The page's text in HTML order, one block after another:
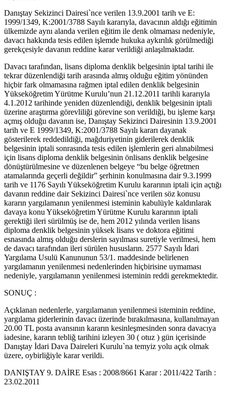
Danıştay Sekizinci Dairesi`nce verilen 13.9.2001 tarih ve E:
1999/1349, K:2001/3788 Sayılı kararıyla, davacının aldığı eğitimin
ülkemizde aynı alanda verilen eğitim ile denk olmaması nedeniyle,
davacı hakkında tesis edilen işlemde hukuka aykırılık görülmediği
gerekçesiyle davanın reddine karar verildiği anlaşılmaktadır.
Davacı tarafından, lisans diploma denklik belgesinin iptal tarihi ile
tekrar düzenlendiği tarih arasında almış olduğu eğitim yönünden
hiçbir fark olmamasına rağmen iptal edilen denklik belgesinin
Yükseköğretim Yürütme Kurulu’nun 21.12.2011 tarihli kararıyla
4.1.2012 tarihinde yeniden düzenlendiği, denklik belgesinin iptali
üzerine araştırma görevliliği görevine son verildiği, bu işleme karşı
açmış olduğu davanın ise, Danıştay Sekizinci Dairesinin 13.9.2001
tarih ve E 1999/1349, K:2001/3788 Sayılı kararı dayanak
gösterilerek reddedildiği, mağduriyetinin giderilerek denklik
belgesinin iptali sonrasında tesis edilen işlemlerin geri alınabilmesi
için lisans diploma denklik belgesinin önlisans denklik belgesine
dönüştürülmesine ve düzenlenen belgeye “bu belge öğretmen
atamalarında geçerli değildir” şerhinin konulmasına dair 9.3.1999
tarih ve 1176 Sayılı Yükseköğretim Kurulu kararının iptali için açtığı
davanın reddine dair Sekizinci Dairesi`nce verilen söz konusu
kararın yargılamanın yenilenmesi isteminin kabulüyle kaldırılarak
davaya konu Yükseköğretim Yürütme Kurulu kararının iptali
gerektiği ileri sürülmüş ise de, hem 2012 yılında verilen lisans
diploma denklik belgesinin yüksek lisans ve doktora eğitimi
esnasında almış olduğu derslerin sayılması suretiyle verilmesi, hem
de davacı tarafından ileri sürülen hususların. 2577 Sayılı İdari
Yargılama Usulü Kanununun 53/1. maddesinde belirlenen
yargılamanın yenilenmesi nedenlerinden hiçbirisine uymaması
nedeniyle, yargılamanın yenilenmesi isteminin reddi gerekmektedir.
SONUÇ :
Açıklanan nedenlerle, yargılamanın yenilenmesi isteminin reddine,
yargılama giderlerinin davacı üzerinde bırakılmasına, kullanılmayan
20.00 TL posta avansının kararın kesinleşmesinden sonra davacıya
iadesine, kararın tebliğ tarihini izleyen 30 ( otuz ) gün içerisinde
Danıştay İdari Dava Daireleri Kurulu`na temyiz yolu açık olmak
üzere, oybirliğiyle karar verildi.
DANIŞTAY 9. DAİRE Esas : 2008/8661 Karar : 2011/422 Tarih :
23.02.2011